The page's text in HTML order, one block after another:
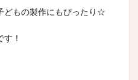
どもの製作にもぴったり☆
！